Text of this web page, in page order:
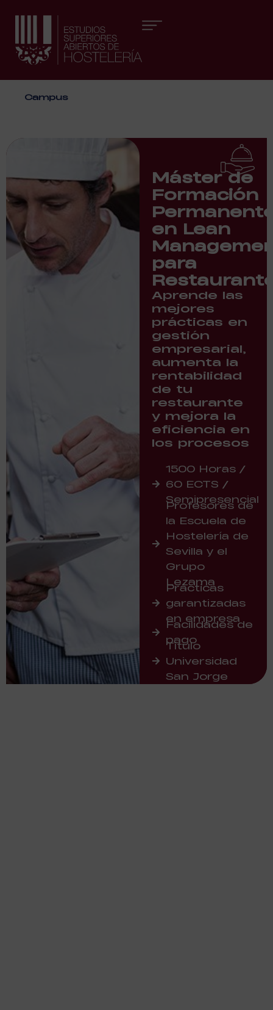
Campus
Máster de
Formación
en Lean
para
Aprende las
mejores
prácticas en
gestión
empresarial,
aumenta la
rentabilidad
de tu
restaurante
y mejora la
eficiencia en
los procesos
1500 Horas /
60 ECTS /
Semipresencial
Profesores de
la Escuela de
Hostelería de
Sevilla y el
Grupo
Lezama
Prácticas
garantizadas
en empresa
Facilidades de
pago
Título
Universidad
San Jorge